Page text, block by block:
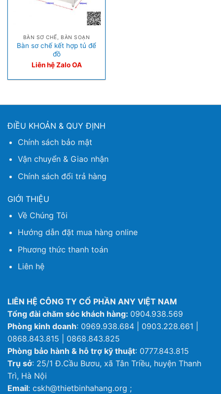
BÀN SƠ CHẾ, BÀN SOẠN
Bàn sơ chế kết hợp tủ để
đồ
Liên hệ Zalo OA
ĐIỀU KHOẢN & QUY ĐỊNH
Chính sách bảo mật
Vận chuyển & Giao nhận
Chính sách đổi trả hàng
GIỚI THIỆU
Về Chúng Tôi
Hướng dẫn đặt mua hàng online
Phương thức thanh toán
Liên hệ
LIÊN HỆ CÔNG TY CỔ PHẦN ANY VIỆT NAM
Tổng đài chăm sóc khách hàng: 0904.938.569
Phòng kinh doanh: 0969.938.684 | 0903.228.661 |
0868.843.815 | 0868.843.825
Phòng bảo hành & hỗ trợ kỹ thuật: 0777.843.815
Trụ sở: 25/1 Đ.Cầu Bươu, xã Tân Triều, huyện Thanh
Trì, Hà Nội
Email: cskh@thietbinhahang.org ;